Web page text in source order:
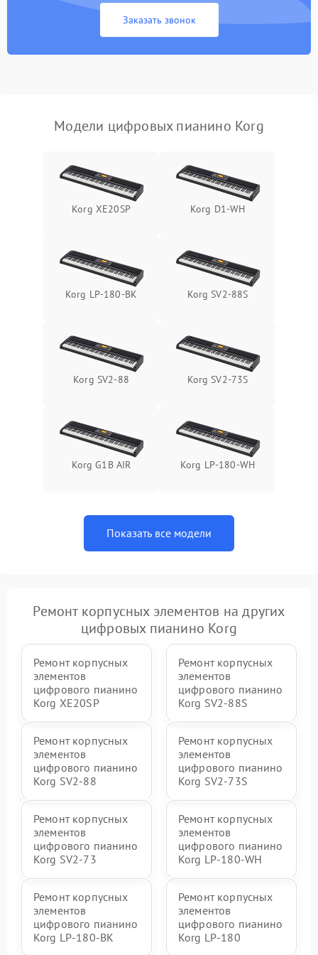
Заказать звонок
Модели цифровых пианино Korg
Korg XE20SP Korg D1-WH
Korg LP-180-BK Korg SV2-88S
Korg SV2-88 Korg SV2-73S
Korg G1B AIR Korg LP-180-WH
Показать все модели
Ремонт корпусных элементов на других
цифровых пианино Korg
Ремонт корпусных
элементов
цифрового пианино
Korg XE20SP
Ремонт корпусных
элементов
цифрового пианино
Korg SV2-88S
Ремонт корпусных
элементов
цифрового пианино
Korg SV2-88
Ремонт корпусных
элементов
цифрового пианино
Korg SV2-73S
Ремонт корпусных
элементов
цифрового пианино
Korg SV2-73
Ремонт корпусных
элементов
цифрового пианино
Korg LP-180-WH
Ремонт корпусных
элементов
цифрового пианино
Korg LP-180-BK
Ремонт корпусных
элементов
цифрового пианино
Korg LP-180